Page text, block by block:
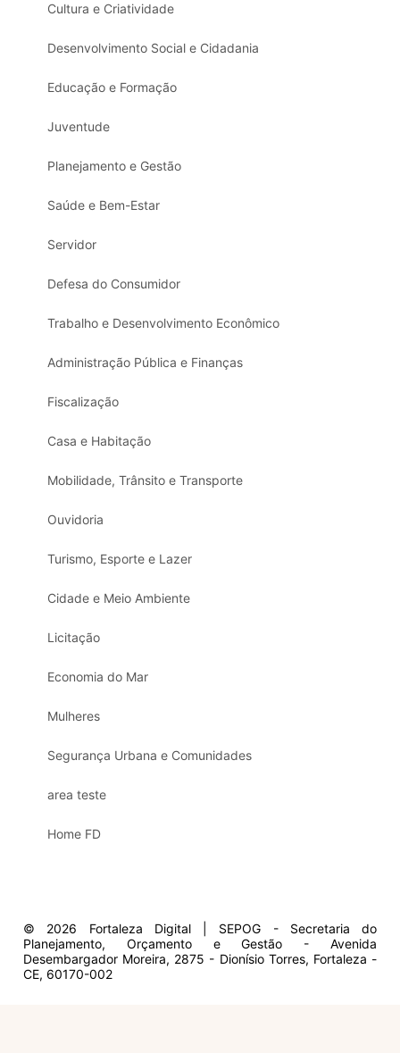
Cultura e Criatividade
Desenvolvimento Social e Cidadania
Educação e Formação
Juventude
Planejamento e Gestão
Saúde e Bem-Estar
Servidor
Defesa do Consumidor
Trabalho e Desenvolvimento Econômico
Administração Pública e Finanças
Fiscalização
Casa e Habitação
Mobilidade, Trânsito e Transporte
Ouvidoria
Turismo, Esporte e Lazer
Cidade e Meio Ambiente
Licitação
Economia do Mar
Mulheres
Segurança Urbana e Comunidades
area teste
Home FD
© 2026 Fortaleza Digital | SEPOG - Secretaria do
Planejamento, Orçamento e Gestão - Avenida
Desembargador Moreira, 2875 - Dionísio Torres, Fortaleza -
CE, 60170-002